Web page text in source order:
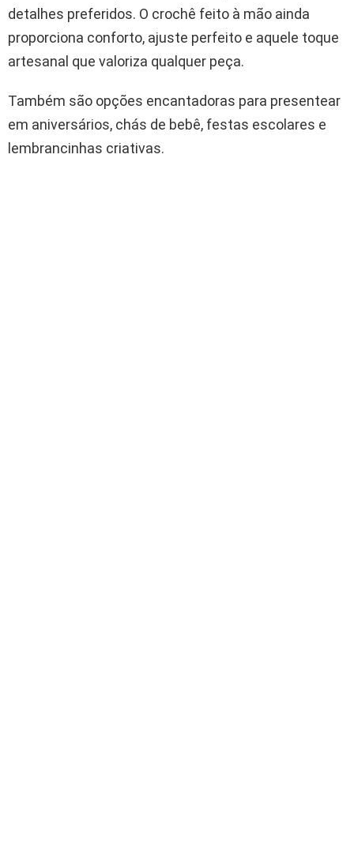
detalhes preferidos. O crochê feito à mão ainda
proporciona conforto, ajuste perfeito e aquele toque
artesanal que valoriza qualquer peça.
Também são opções encantadoras para presentear
em aniversários, chás de bebê, festas escolares e
lembrancinhas criativas.